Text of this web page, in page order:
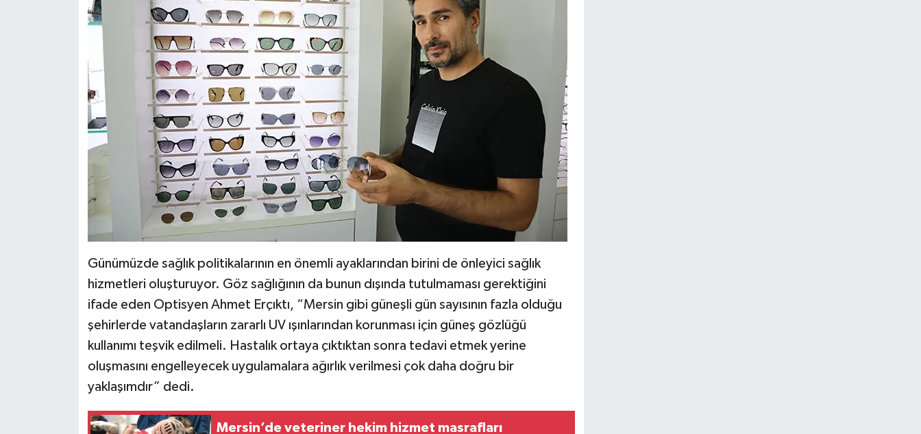
Günümüzde sağlık politikalarının en önemli ayaklarından birini de önleyici sağlık
hizmetleri oluşturuyor. Göz sağlığının da bunun dışında tutulmaması gerektiğini
ifade eden Optisyen Ahmet Erçıktı, “Mersin gibi güneşli gün sayısının fazla olduğu
şehirlerde vatandaşların zararlı UV ışınlarından korunması için güneş gözlüğü
kullanımı teşvik edilmeli. Hastalık ortaya çıktıktan sonra tedavi etmek yerine
oluşmasını engelleyecek uygulamalara ağırlık verilmesi çok daha doğru bir
yaklaşımdır” dedi.
Mersin’de veteriner hekim hizmet masrafları